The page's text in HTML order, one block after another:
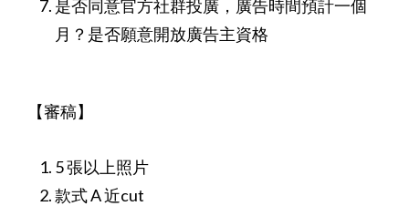
是否同意官方社群投廣，廣告時間預計一個
月？是否願意開放廣告主資格
【審稿】
5 張以上照片
款式 A 近cut